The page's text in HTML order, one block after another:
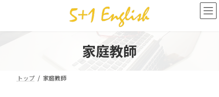
ン
ー
家庭教師
トップ 家庭教師